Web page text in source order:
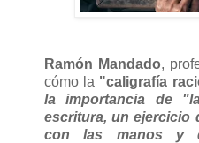
Ramón Mandado,
cómo la "caligrafía
la importancia de
escritura, un ejercicio
con las manos y